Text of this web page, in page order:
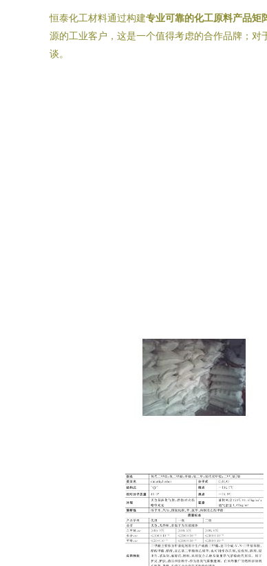
恒泰化工材料通过构建专业可靠的化工原料产品矩
源的工业客户，这是一个值得考虑的合作品牌；
谈。